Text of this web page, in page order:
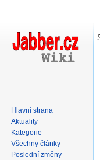
Hlavní strana
Aktuality
Kategorie
Všechny články
Poslední změny